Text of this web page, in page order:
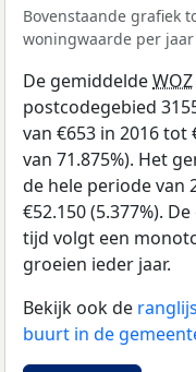
Bovenstaande grafiek
woningwaarde per
De gemiddeldeWOZ
postcodegebied
van €653 in 2016 tot
van 71.875%). Het
de hele periode van
€52.150 (5.377%).
tijd volgt een
groeien ieder jaar.
Bekijk ook de
buurt in de